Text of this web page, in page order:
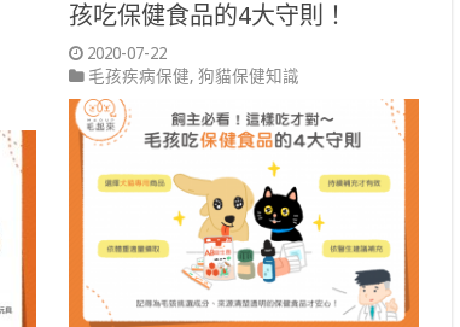
孩吃保健食品的4大守則！
2020-07-22
毛孩疾病保健, 狗貓保健知識